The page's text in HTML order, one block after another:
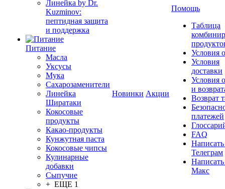
Линейка by Dr.
Kuzminov:
пептидная защита
и поддержка
Питание
Масла
Уксусы
Мука
Сахарозаменители
Линейка
Ширатаки
Кокосовые
продукты
Какао-продукты
Кунжутная паста
Кокосовые чипсы
Кулинарные
добавки
Сыпучие
+ ЕЩЕ 1
Новинки Акции
Помощь
Таблица
Условия
Условия
доставки
Условия
и
Возврат
платежей
FAQ
Телеграм
Макс